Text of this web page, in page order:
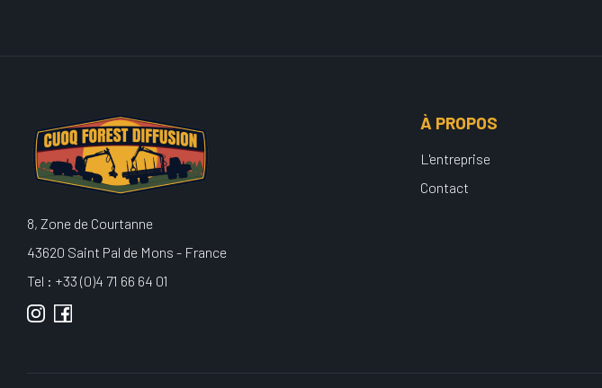
8, Zone de Courtanne
43620 Saint Pal de Mons - France
Tel : +33 (0)4 71 66 64 01
À PROPOS
L'entreprise
Contact